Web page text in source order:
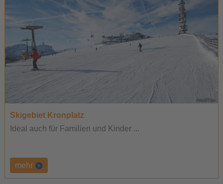
Skigebiet Kronplatz
Ideal auch für Familien und Kinder ...
mehr